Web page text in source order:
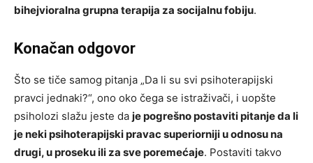
bihejvioralna grupna terapija za socijalnu fobiju.
Konačan odgovor
Što se tiče samog pitanja „Da li su svi psihoterapijski
pravci jednaki?“, ono oko čega se istraživači, i uopšte
psiholozi slažu jeste da je pogrešno postaviti pitanje da li
je neki psihoterapijski pravac superiorniji u odnosu na
drugi, u proseku ili za sve poremećaje. Postaviti takvo